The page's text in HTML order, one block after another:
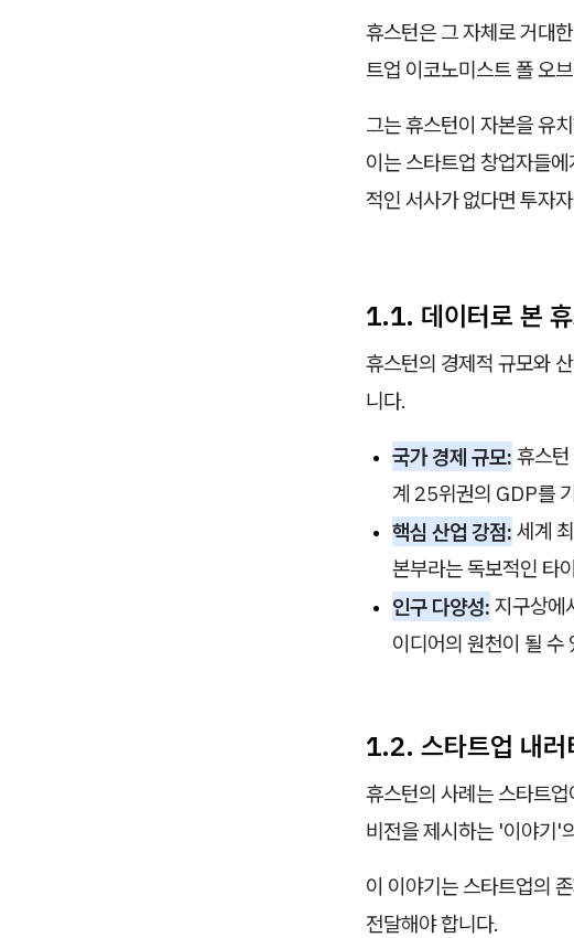
휴스턴은 그 자체로 거대
트업 이코노미스트 폴 오
그는 휴스턴이 자본을 유
이는 스타트업 창업자들
적인 서사가 없다면 투자
1.1. 데이터로 본
휴스턴의 경제적 규모와
니다.
국가 경제 규모: 휴스
계 25위권의 GDP를
핵심 산업 강점: 세계
본부라는 독보적인 타
인구 다양성: 지구상에
이디어의 원천이 될 수
1.2. 스타트업 내러
휴스턴의 사례는 스타트
비전을 제시하는 '이야기'
이 이야기는 스타트업의
전달해야 합니다.